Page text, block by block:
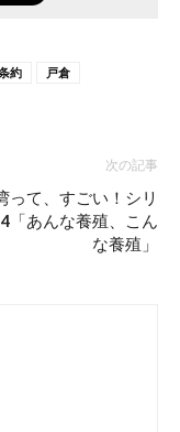
約 戸倉
次の記事
って、すごい！シリ
「あんな養殖、こん
な養殖」